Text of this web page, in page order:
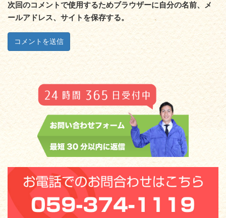
次回のコメントで使用するためブラウザーに自分の名前、メ
ールアドレス、サイトを保存する。